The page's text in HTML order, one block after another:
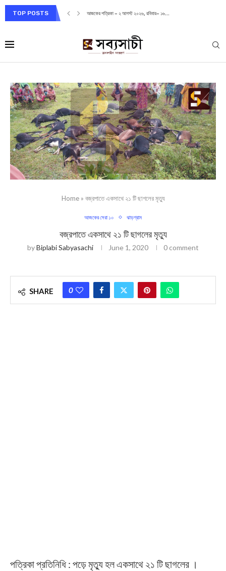
TOP POSTS আজকের পত্রিকা – ২ আগস্ট ২০২৬, রবিবার– ১৬...
Home» বজ্রপাতে একসাথে ২১ টি ছাগলের মৃত্যু
আজকের সেরা ১০ ঝাড়গ্রাম
বজ্রপাতে একসাথে ২১ টি ছাগলের মৃত্যু
byBiplabi Sabyasachi June 1, 2020 0 comment
SHARE 0
পত্রিকা প্রতিনিধি : পড়ে মৃত্যু হল একসাথে ২১ টি ছাগলের ।